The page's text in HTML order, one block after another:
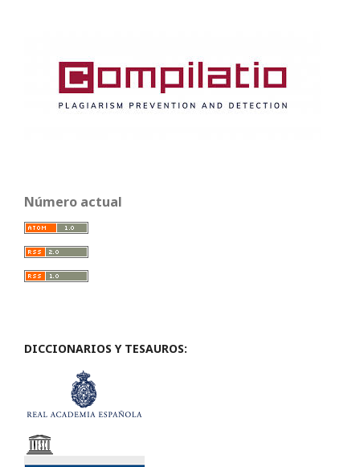
Número actual
DICCIONARIOS Y TESAUROS: